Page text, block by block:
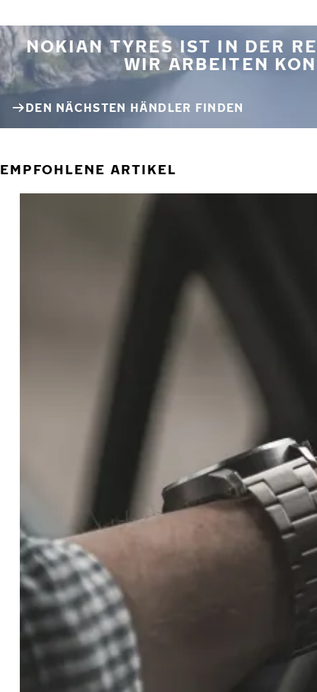
NOKIAN TYRES IST IN DER
WIR ARBEITEN
DEN NÄCHSTEN HÄNDLER FINDEN
EMPFOHLENE ARTIKEL